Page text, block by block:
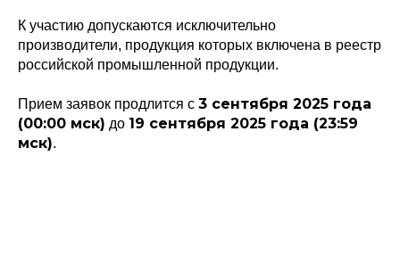
К участию допускаются исключительно
производители, продукция которых включена в реестр
российской промышленной продукции.
Прием заявок продлится с 3 сентября 2025 года
(00:00 мск) до 19 сентября 2025 года (23:59
мск).